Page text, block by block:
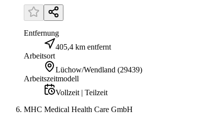
Entfernung
405,4 km entfernt
Arbeitsort
Lüchow/Wendland (29439)
Arbeitszeitmodell
Vollzeit | Teilzeit
MHC Medical Health Care GmbH